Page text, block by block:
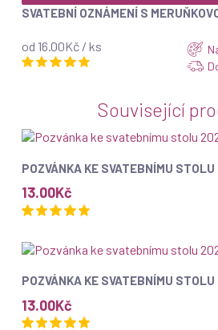
SVATEBNÍ OZNÁMENÍ S
od 16.00Kč / ks
Související
POZVÁNKA KE SVATEBNÍMU
13.00Kč
POZVÁNKA KE SVATEBNÍMU
13.00Kč